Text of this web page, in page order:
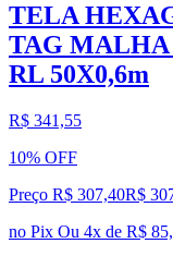
TELA
TAG MALHA
RL 50X0,6m
R$ 341,55
10% OFF
Preço R$ 307,40R$
no Pix Ou 4x de R$